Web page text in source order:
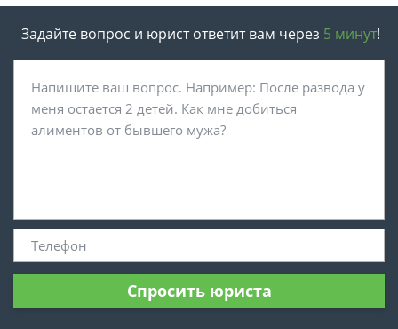
Задайте вопрос и юрист ответит вам через 5 минут!
Спросить юриста